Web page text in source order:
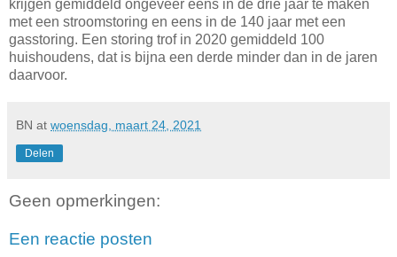
krijgen gemiddeld ongeveer eens in de drie jaar te maken
met een stroomstoring en eens in de 140 jaar met een
gasstoring. Een storing trof in 2020 gemiddeld 100
huishoudens, dat is bijna een derde minder dan in de jaren
daarvoor.
BN at woensdag, maart 24, 2021
Delen
Geen opmerkingen:
Een reactie posten